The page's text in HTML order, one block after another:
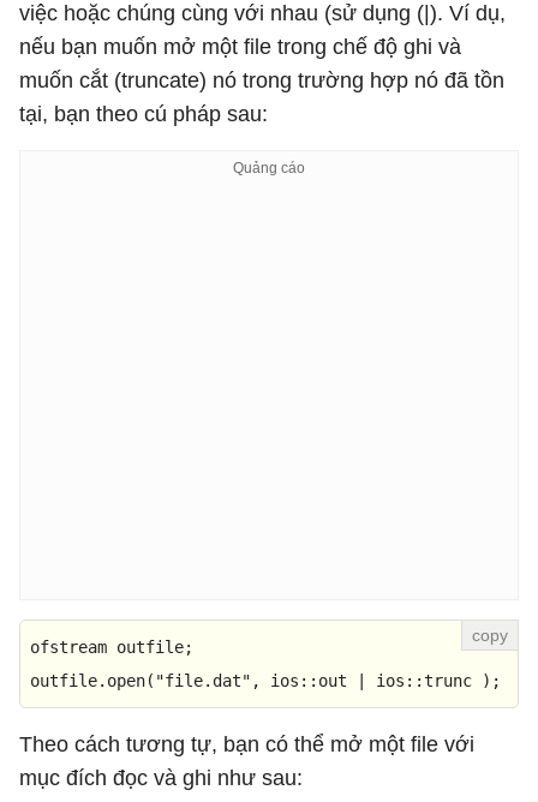
việc hoặc chúng cùng với nhau (sử dụng (|). Ví dụ,
nếu bạn muốn mở một file trong chế độ ghi và
muốn cắt (truncate) nó trong trường hợp nó đã tồn
tại, bạn theo cú pháp sau:
ofstream outfile;
outfile. open( "file.dat" , ios::out | ios::trunc );
Theo cách tương tự, bạn có thể mở một file với
mục đích đọc và ghi như sau: